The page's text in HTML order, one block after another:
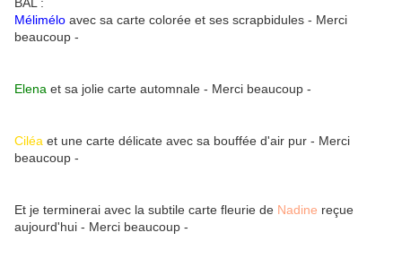
Mélimélo avec sa carte colorée et ses scrapbidules - Merci
beaucoup -
Elena et sa jolie carte automnale - Merci beaucoup -
Ciléa et une carte délicate avec sa bouffée d'air pur - Merci
beaucoup -
Et je terminerai avec la subtile carte fleurie de Nadine reçue
aujourd'hui - Merci beaucoup -